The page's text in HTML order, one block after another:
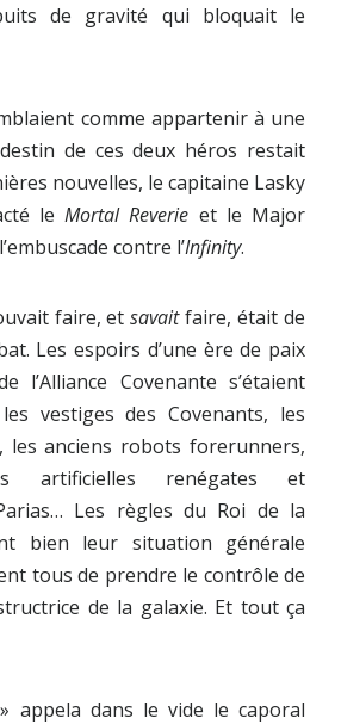
de gravité qui bloquait le
comme appartenir à une
de ces deux héros restait
nouvelles, le capitaine Lasky
le Mortal Reverie et le Major
contre l’Infinity.
faire, etsavaitfaire, était de
Les espoirs d’une ère de paix
l’Alliance Covenante s’étaient
vestiges des Covenants, les
les anciens robots forerunners,
artificielles renégates et
Les règles du Roi de la
bien leur situation générale
tous de prendre le contrôle de
de la galaxie. Et tout ça
appela dans le vide le caporal